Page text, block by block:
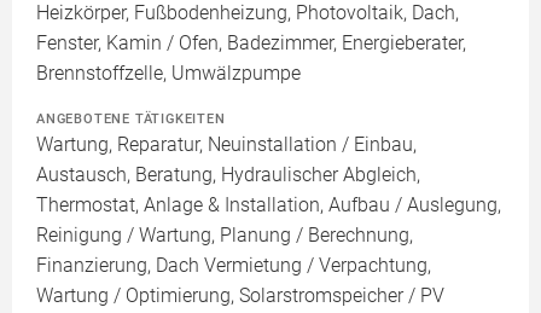
Heizkörper, Fußbodenheizung, Photovoltaik, Dach,
Fenster, Kamin / Ofen, Badezimmer, Energieberater,
Brennstoffzelle, Umwälzpumpe
ANGEBOTENE TÄTIGKEITEN
Wartung, Reparatur, Neuinstallation / Einbau,
Austausch, Beratung, Hydraulischer Abgleich,
Thermostat, Anlage & Installation, Aufbau / Auslegung,
Reinigung / Wartung, Planung / Berechnung,
Finanzierung, Dach Vermietung / Verpachtung,
Wartung / Optimierung, Solarstromspeicher / PV